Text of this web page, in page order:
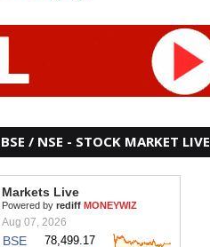
BSE / NSE - STOCK MARKET LIVE